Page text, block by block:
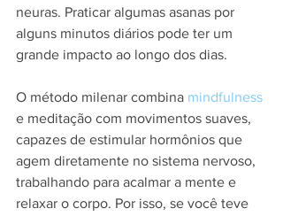
neuras. Praticar algumas asanas por
alguns minutos diários pode ter um
grande impacto ao longo dos dias.
O método milenar combina mindfulness
e meditação com movimentos suaves,
capazes de estimular hormônios que
agem diretamente no sistema nervoso,
trabalhando para acalmar a mente e
relaxar o corpo. Por isso, se você teve